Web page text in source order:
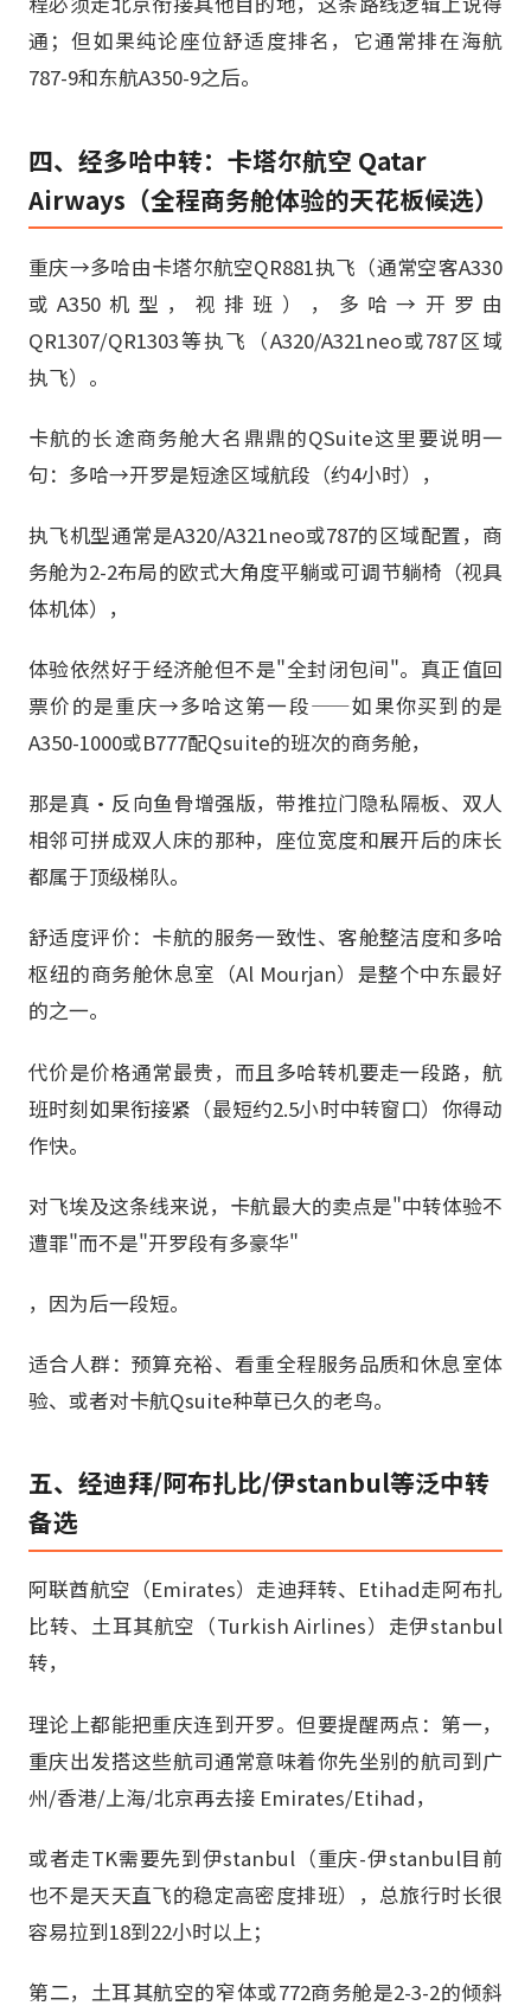
通；但如果纯论座位舒适度排名，它通常排在海航
787-9和东航A350-9之后。
四、经多哈中转：卡塔尔航空 Qatar
Airways（全程商务舱体验的天花板候选）
重庆→多哈由卡塔尔航空QR881执飞（通常空客A330
或A350机型，视排班），多哈→开罗由
QR1307/QR1303等执飞（A320/A321neo或787区域
执飞）。
卡航的长途商务舱大名鼎鼎的QSuite这里要说明一
句：多哈→开罗是短途区域航段（约4小时），
执飞机型通常是A320/A321neo或787的区域配置，商
务舱为2-2布局的欧式大角度平躺或可调节躺椅（视具
体机体），
体验依然好于经济舱但不是"全封闭包间"。真正值回
票价的是重庆→多哈这第一段——如果你买到的是
A350-1000或B777配Qsuite的班次的商务舱，
那是真·反向鱼骨增强版，带推拉门隐私隔板、双人
相邻可拼成双人床的那种，座位宽度和展开后的床长
都属于顶级梯队。
舒适度评价：卡航的服务一致性、客舱整洁度和多哈
枢纽的商务舱休息室（Al Mourjan）是整个中东最好
的之一。
代价是价格通常最贵，而且多哈转机要走一段路，航
班时刻如果衔接紧（最短约2.5小时中转窗口）你得动
作快。
对飞埃及这条线来说，卡航最大的卖点是"中转体验不
遭罪"而不是"开罗段有多豪华"
，因为后一段短。
适合人群：预算充裕、看重全程服务品质和休息室体
验、或者对卡航Qsuite种草已久的老鸟。
五、经迪拜/阿布扎比/伊stanbul等泛中转
备选
阿联酋航空（Emirates）走迪拜转、Etihad走阿布扎
比转、土耳其航空（Turkish Airlines）走伊stanbul
转，
理论上都能把重庆连到开罗。但要提醒两点：第一，
重庆出发搭这些航司通常意味着你先坐别的航司到广
州/香港/上海/北京再去接 Emirates/Etihad，
或者走TK需要先到伊stanbul（重庆-伊stanbul目前
也不是天天直飞的稳定高密度排班），总旅行时长很
容易拉到18到22小时以上；
第二，土耳其航空的窄体或772商务舱是2-3-2的倾斜